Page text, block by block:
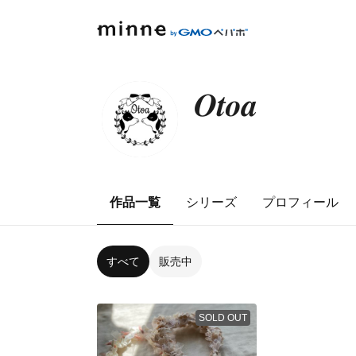
𝑶𝒕𝒐𝒂
作品一覧 シリーズ プロフィール
すべて 販売中
SOLD OUT